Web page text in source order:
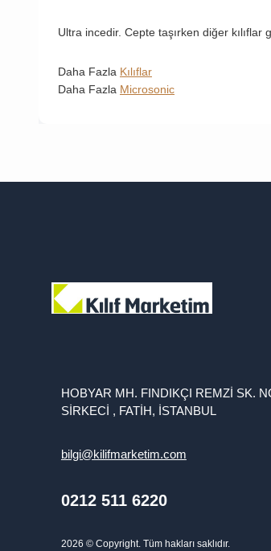
Ultra incedir. Cepte taşırken diğer kılıflar
Daha Fazla Kılıflar
Daha Fazla Microsonic
HOBYAR MH. FINDIKÇI REMZİ SK.
SİRKECİ , FATİH, İSTANBUL
bilgi@kilifmarketim.com
0212 511 6220
2026 © Copyright. Tüm hakları saklıdır.